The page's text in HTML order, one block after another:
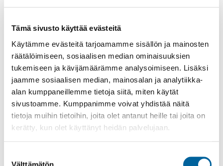
Tämä sivusto käyttää evästeitä
Käytämme evästeitä tarjoamamme sisällön ja mainosten
räätälöimiseen, sosiaalisen median ominaisuuksien
tukemiseen ja kävijämäärämme analysoimiseen. Lisäksi
jaamme sosiaalisen median, mainosalan ja analytiikka-
alan kumppaneillemme tietoja siitä, miten käytät
sivustoamme. Kumppanimme voivat yhdistää näitä
tietoja muihin tietoihin, joita olet antanut heille tai joita on
kerätty, kun olet käyttänyt heidän palvelujaan.
Poistomyynti kirjaston aukioloaikana
03.06.2026-31.08.2026
Poppelikatu 10